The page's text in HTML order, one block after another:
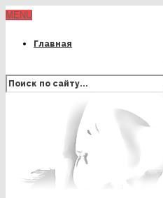
MENU
Главная